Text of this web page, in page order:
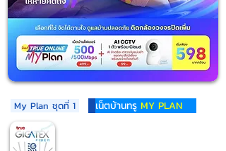
My Plan ชุดที่ 1 เน็ตบ้านทรู MY PLAN